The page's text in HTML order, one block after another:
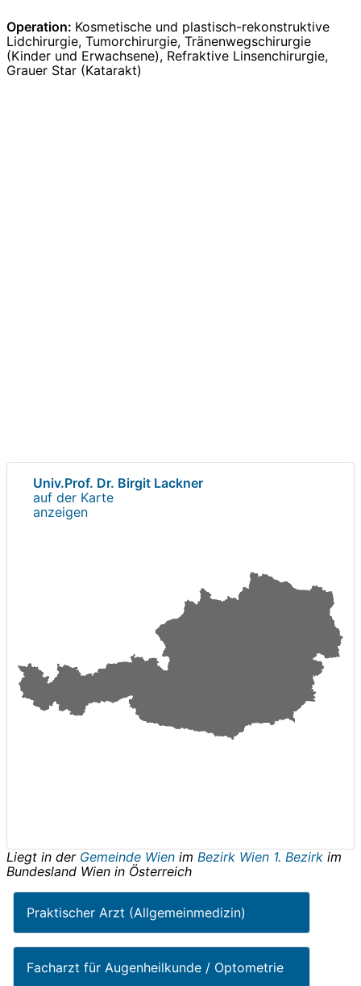
Operation: Kosmetische und plastisch-rekonstruktive
Lidchirurgie, Tumorchirurgie, Tränenwegschirurgie
(Kinder und Erwachsene), Refraktive Linsenchirurgie,
Grauer Star (Katarakt)
Univ.Prof. Dr. Birgit Lackner
auf der Karte
anzeigen
Liegt in der Gemeinde Wien im Bezirk Wien 1. Bezirk im
Bundesland Wien in Österreich
Praktischer Arzt (Allgemeinmedizin)
Facharzt für Augenheilkunde / Optometrie